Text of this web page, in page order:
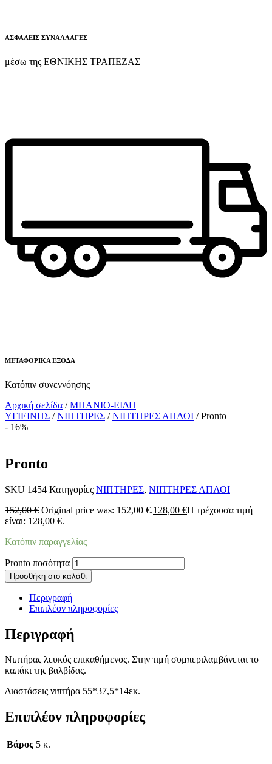
ΑΣΦΑΛΕΙΣ ΣΥΝΑΛΛΑΓΕΣ
μέσω της ΕΘΝΙΚΗΣ ΤΡΑΠΕΖΑΣ
ΜΕΤΑΦΟΡΙΚΑ ΕΞΟΔΑ
Κατόπιν συνεννόησης
Αρχική σελίδα /ΜΠΑΝΙΟ-ΕΙΔΗ
ΥΓΙΕΙΝΗΣ /ΝΙΠΤΗΡΕΣ /ΝΙΠΤΗΡΕΣ ΑΠΛΟΙ / Pronto
- 16%
Pronto
SKU 1454 Κατηγορίες ΝΙΠΤΗΡΕΣ, ΝΙΠΤΗΡΕΣ ΑΠΛΟΙ
152,00€ Original price was: 152,00 €.128,00 €Η τρέχουσα τιμή
είναι: 128,00 €.
Κατόπιν παραγγελίας
Pronto ποσότητα
Προσθήκη στο καλάθι
Περιγραφή
Επιπλέον πληροφορίες
Περιγραφή
Νιπτήρας λευκός επικαθήμενος. Στην τιμή συμπεριλαμβάνεται το
καπάκι της βαλβίδας.
Διαστάσεις νιπτήρα 55*37,5*14εκ.
Επιπλέον πληροφορίες
Βάρος 5 κ.